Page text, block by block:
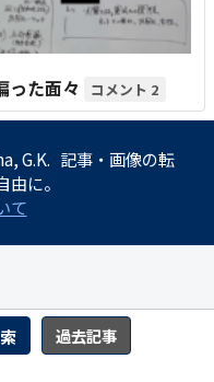
過去記事
った面々 2
G.K. 記事・画像の転
に。
て